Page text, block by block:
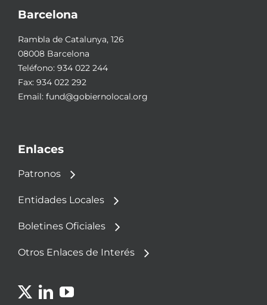
Barcelona
Rambla de Catalunya, 126
08008 Barcelona
Teléfono: 934 022 244
Fax: 934 022 292
Email: fund@gobiernolocal.org
Enlaces
Patronos
Entidades Locales
Boletines Oficiales
Otros Enlaces de Interés